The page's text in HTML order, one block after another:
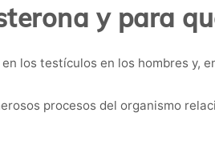
y para
los testículos en los hombres y,
procesos del organismo